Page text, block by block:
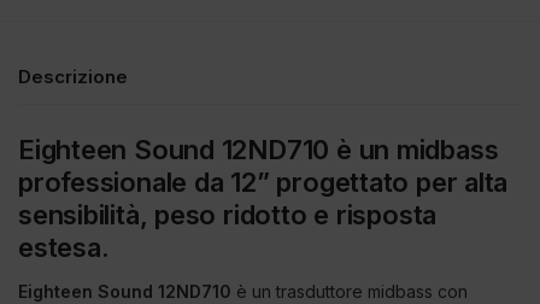
Descrizione
Eighteen Sound 12ND710 è un midbass
professionale da 12” progettato per alta
sensibilità, peso ridotto e risposta
estesa.
Eighteen Sound 12ND710 è un trasduttore midbass con